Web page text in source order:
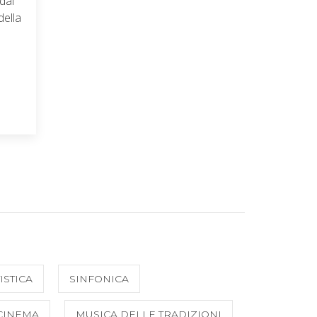
SINFONICA
MUSICA DELLE TRADIZIONI